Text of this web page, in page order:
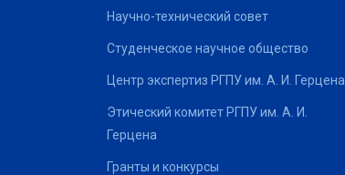
Научно-технический совет
Студенческое научное общество
Центр экспертиз РГПУ им. А. И. Герцена
Этический комитет РГПУ им. А. И.
Герцена
Гранты и конкурсы